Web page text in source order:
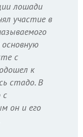
лошади
участие в
с
к
стадо. В
с
он и его